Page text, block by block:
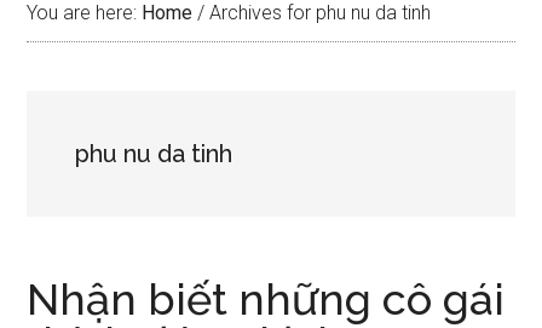
You are here: Home / Archives for phu nu da tinh
phu nu da tinh
Nhận biết những cô gái